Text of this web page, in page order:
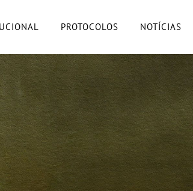
PROTOCOLOS NOTÍCIAS